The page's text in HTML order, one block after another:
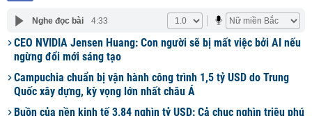
Nghe đọc bài 4:33
CEO NVIDIA Jensen Huang: Con người sẽ bị mất việc bởi AI nếu
ngừng đổi mới sáng tạo
Campuchia chuẩn bị vận hành công trình 1,5 tỷ USD do Trung
Quốc xây dựng, kỳ vọng lớn nhất châu Á
Buồn của nền kinh tế 3,84 nghìn tỷ USD: Cả chục nghìn triệu phú